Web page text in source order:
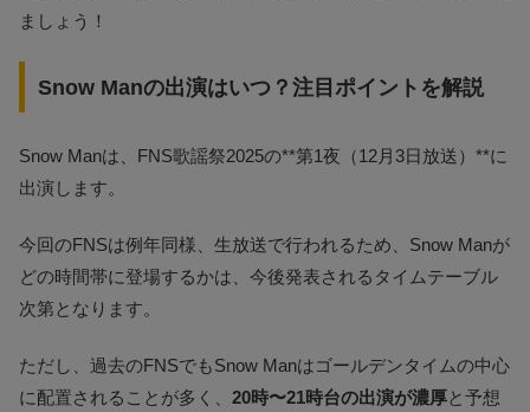
ましょう！
Snow Manの出演はいつ？注目ポイントを解説
Snow Manは、FNS歌謡祭2025の**第1夜（12月3日放送）**に
出演します。
今回のFNSは例年同様、生放送で行われるため、Snow Manが
どの時間帯に登場するかは、今後発表されるタイムテーブル
次第となります。
ただし、過去のFNSでもSnow Manはゴールデンタイムの中心
に配置されることが多く、 20時〜21時台の出演が濃厚と予想